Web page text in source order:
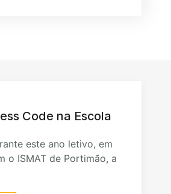
Code na Escola
este ano letivo, em
o ISMAT de Portimão, a